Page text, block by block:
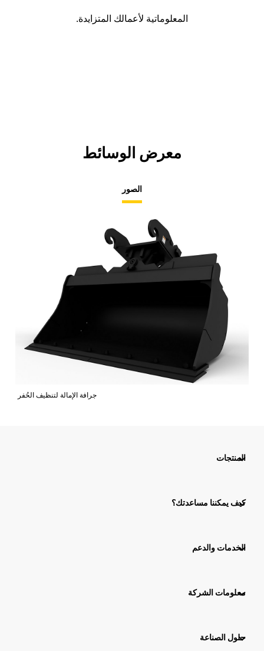
المعلوماتية لأعمالك المتزايدة.
معرض الوسائط
الصور
جرافة الإمالة لتنظيف الحُفر
المنتجات
كيف يمكننا مساعدتك؟
الخدمات والدعم
معلومات الشركة
حلول الصناعة